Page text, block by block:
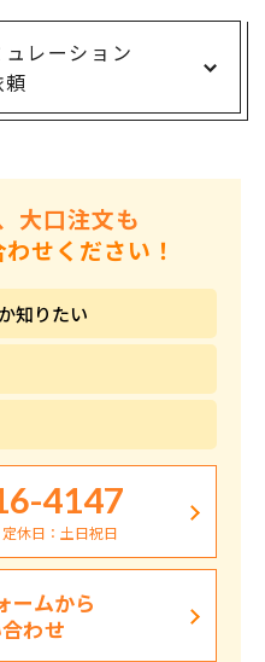
レーション
頼
大口注文も
せください！
知りたい
4147
休日：土日祝日
ームから
わせ